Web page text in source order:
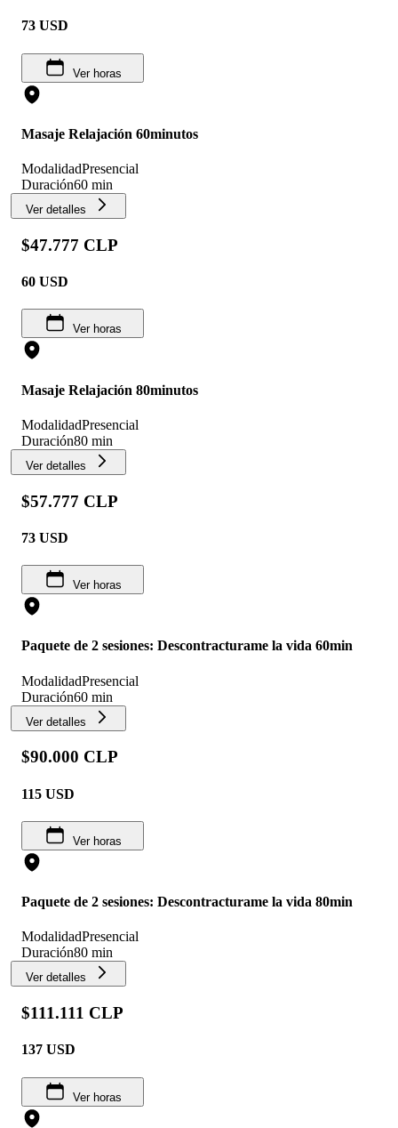
73 USD
Ver horas
Masaje Relajación 60minutos
ModalidadPresencial
Duración60 min
Ver detalles
$47.777 CLP
60 USD
Ver horas
Masaje Relajación 80minutos
ModalidadPresencial
Duración80 min
Ver detalles
$57.777 CLP
73 USD
Ver horas
Paquete de 2 sesiones: Descontracturame la vida 60min
ModalidadPresencial
Duración60 min
Ver detalles
$90.000 CLP
115 USD
Ver horas
Paquete de 2 sesiones: Descontracturame la vida 80min
ModalidadPresencial
Duración80 min
Ver detalles
$111.111 CLP
137 USD
Ver horas